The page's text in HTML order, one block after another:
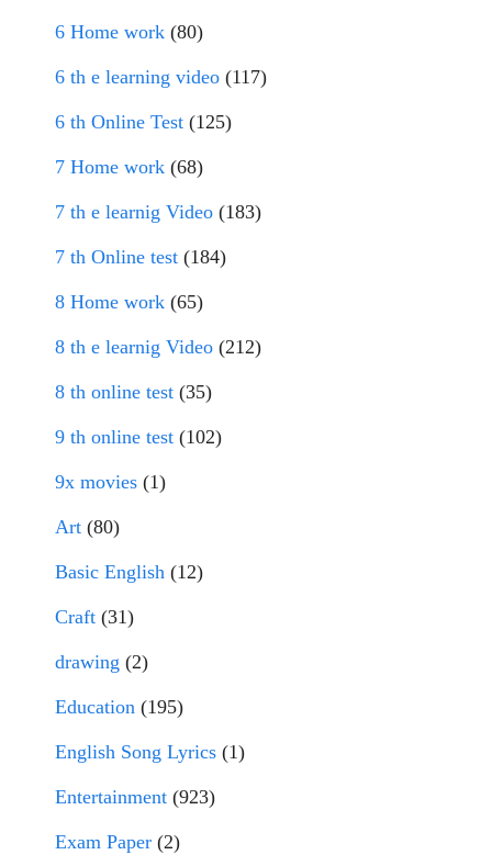
6 Home work (80)
6 th e learning video (117)
6 th Online Test (125)
7 Home work (68)
7 th e learnig Video (183)
7 th Online test (184)
8 Home work (65)
8 th e learnig Video (212)
8 th online test (35)
9 th online test (102)
9x movies (1)
Art (80)
Basic English (12)
Craft (31)
drawing (2)
Education (195)
English Song Lyrics (1)
Entertainment (923)
Exam Paper (2)